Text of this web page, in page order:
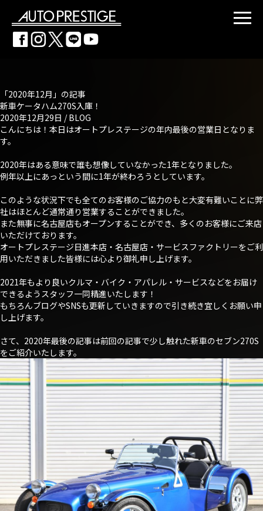
「2020年12月」の記事
新車ケータハム270S入庫！
2020年12月29日 /BLOG
こんにちは！本日はオートプレステージの年内最後の営業日となりま
す。
2020年はある意味で誰も想像していなかった1年となりました。
例年以上にあっという間に1年が終わろうとしています。
このような状況下でも全てのお客様のご協力のもと大変有難いことに弊
社はほとんど通常通り営業することができました。
また無事に名古屋店もオープンすることができ、多くのお客様にご来店
いただけております。
オートプレステージ日進本店・名古屋店・サービスファクトリーをご利
用いただきました皆様には心より御礼申し上げます。
2021年もより良いクルマ・バイク・アパレル・サービスなどをお届け
できるようスタッフ一同精進いたします！
もちろんブログやSNSも更新していきますので引き続き宜しくお願い申
し上げます。
さて、2020年最後の記事は前回の記事で少し触れた新車のセブン270S
をご紹介いたします。